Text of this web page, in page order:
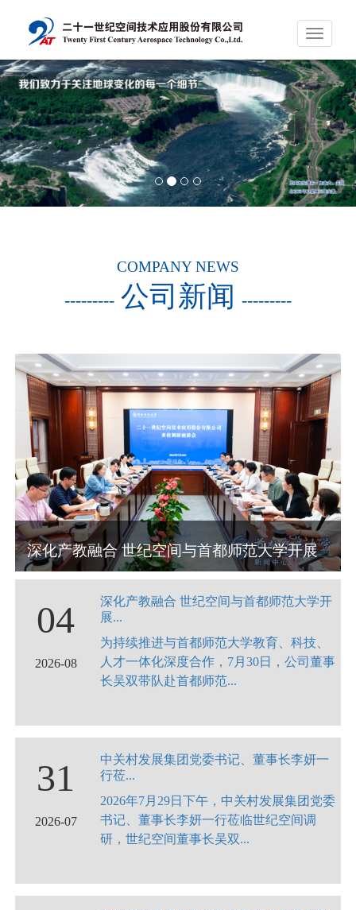
Toggle
COMPANY NEWS
--------- 公司新闻 ---------
深化产教融合 世纪空间与首都师范大学开展
交流座谈
04
2026-08
深化产教融合 世纪空间与首都师范大学开
展...
为持续推进与首都师范大学教育、科技、
人才一体化深度合作，7月30日，公司董事
长吴双带队赴首都师范...
31
2026-07
中关村发展集团党委书记、董事长李妍一
行莅...
2026年7月29日下午，中关村发展集团党委
书记、董事长李妍一行莅临世纪空间调
研，世纪空间董事长吴双...